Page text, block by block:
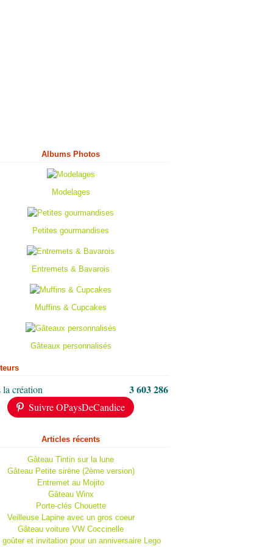
Albums Photos
Modelages
Petites gourmandises
Entremets & Bavarois
Muffins & Cupcakes
Gâteaux personnalisés
création 3 603 286
Suivre OPaysDeCandice
Articles récents
Gâteau Tintin sur la lune
Gâteau Petite sirène (2ème version)
Entremet au Mojito
Gâteau Winx
Porte-clés Chouette
Veilleuse Lapine avec un gros coeur
Gâteau voiture VW Coccinelle
et invitation pour un anniversaire Lego